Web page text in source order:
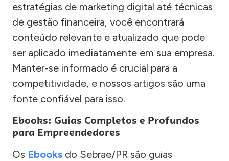
estratégias de marketing digital até técnicas
de gestão financeira, você encontrará
conteúdo relevante e atualizado que pode
ser aplicado imediatamente em sua empresa.
Manter-se informado é crucial para a
competitividade, e nossos artigos são uma
fonte confiável para isso.
Ebooks: Guias Completos e Profundos
para Empreendedores
Os Ebooks do Sebrae/PR são guias